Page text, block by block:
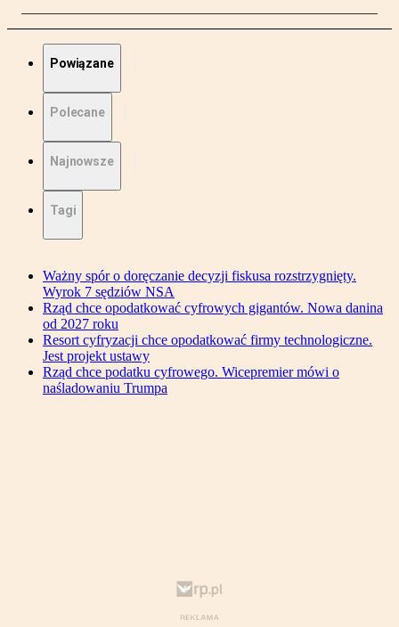
Powiązane
Polecane
Najnowsze
Tagi
Ważny spór o doręczanie decyzji fiskusa rozstrzygnięty.
Wyrok 7 sędziów NSA
Rząd chce opodatkować cyfrowych gigantów. Nowa danina
od 2027 roku
Resort cyfryzacji chce opodatkować firmy technologiczne.
Jest projekt ustawy
Rząd chce podatku cyfrowego. Wicepremier mówi o
naśladowaniu Trumpa